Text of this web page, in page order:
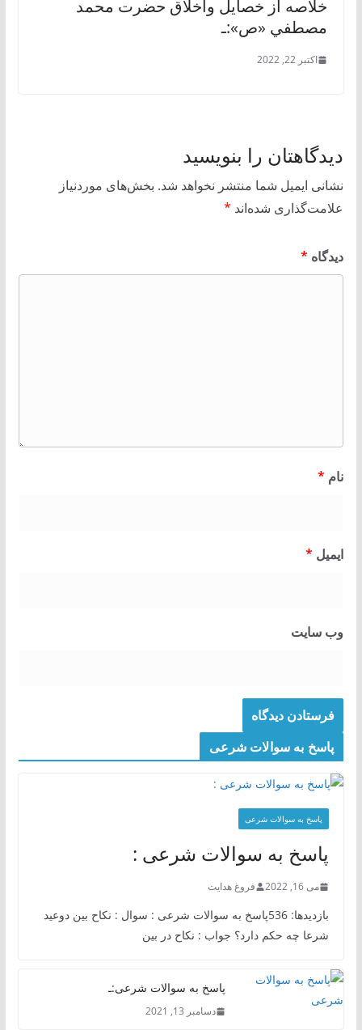
خلاصه از خصايل واخلاق حضرت محمد
مصطفي «ص»:ـ
اکتبر 22, 2022
دیدگاهتان را بنویسید
نشانی ایمیل شما منتشر نخواهد شد. بخش‌های موردنیاز
علامت‌گذاری شده‌اند *
دیدگاه *
نام *
ایمیل *
وب‌ سایت
پاسخ به سوالات شرعی
پاسخ به سوالات شرعی
پاسخ به سوالات شرعی :
می 16, 2022 فروغ هدایت
بازدیدها: 536پاسخ به سوالات شرعی : سوال : نکاح بین دوعید
شرعا چه حکم دارد؟ جواب : نکاح در بین
پاسخ به سوالات شرعی:ـ
دسامبر 13, 2021